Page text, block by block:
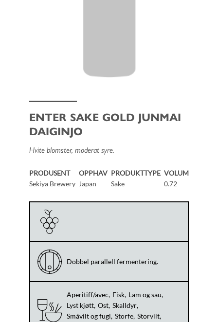
ENTER SAKE GOLD JUNMAI
DAIGINJO
Hvite blomster, moderat syre.
PRODUSENT
Sekiya Brewery
OPPHAV
Japan
PRODUKTTYPE
Sake
VOLUM
0.72
Dobbel parallell fermentering.
Aperitiff/avec Fisk Lam og sau
Lyst kjøtt Ost Skalldyr
Småvilt og fugl Storfe Storvilt